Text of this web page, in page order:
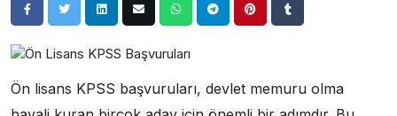
Ön lisans KPSS başvuruları, devlet memuru olma